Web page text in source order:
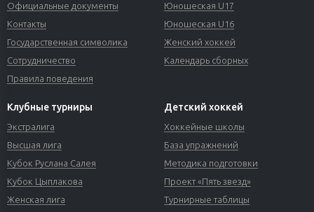
Официальные документы
Контакты
Государственная символика
Сотрудничество
Правила поведения
Юношеская U17
Юношеская U16
Женский хоккей
Календарь сборных
Клубные турниры
Экстралига
Высшая лига
Кубок Руслана Салея
Кубок Цыплакова
Женская лига
Детский хоккей
Хоккейные школы
База упражнений
Методика подготовки
Проект «Пять звезд»
Турнирные таблицы